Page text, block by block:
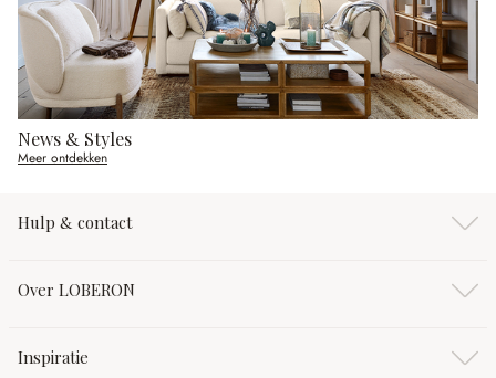
News & Styles
Meer ontdekken
Hulp & contact
Over LOBERON
Inspiratie